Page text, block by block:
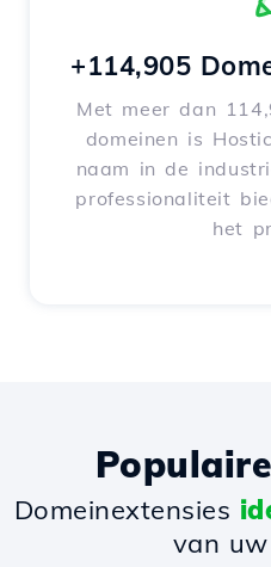
+114,905
Met meer dan
domeinen is
naam in de
professionaliteit
het
Domeinextensies
van